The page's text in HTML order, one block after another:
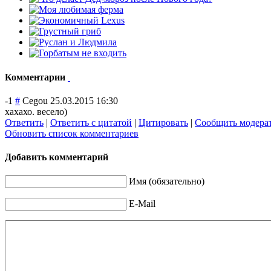
Комментарии
-1 # Cegou 25.03.2015 16:30
хахахо. весело)
Ответить | Ответить с цитатой | Цитировать | Сообщить
Обновить список комментариев
Добавить комментарий
Имя (обязательно)
E-Mail